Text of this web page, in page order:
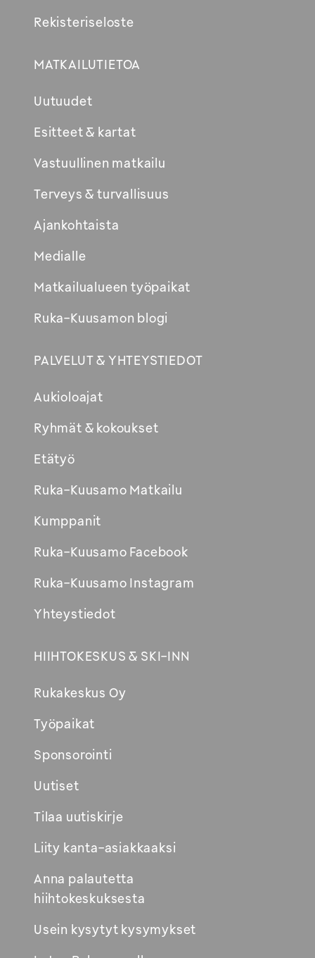
Rekisteriseloste
MATKAILUTIETOA
Uutuudet
Esitteet & kartat
Vastuullinen matkailu
Terveys & turvallisuus
Ajankohtaista
Medialle
Matkailualueen työpaikat
Ruka-Kuusamon blogi
PALVELUT & YHTEYSTIEDOT
Aukioloajat
Ryhmät & kokoukset
Etätyö
Ruka-Kuusamo Matkailu
Kumppanit
Ruka-Kuusamo Facebook
Ruka-Kuusamo Instagram
Yhteystiedot
HIIHTOKESKUS & SKI-INN
Rukakeskus Oy
Työpaikat
Sponsorointi
Uutiset
Tilaa uutiskirje
Liity kanta-asiakkaaksi
Anna palautetta
hiihtokeskuksesta
Usein kysytyt kysymykset